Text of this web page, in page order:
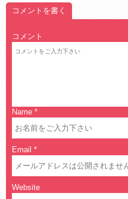
コメントを書く
コメント
Name *
Email *
Website